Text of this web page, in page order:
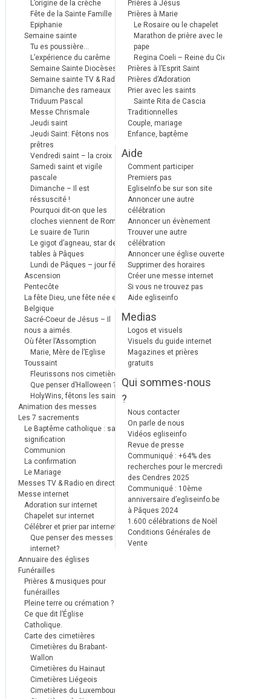
L’origine de la crèche
Fête de la Sainte Famille
Epiphanie
Semaine sainte
Tu es poussière…
L’expérience du carême
Semaine Sainte Diocèses
Semaine sainte TV & Radio
Dimanche des rameaux
Triduum Pascal
Messe Chrismale
Jeudi saint
Jeudi Saint: Fêtons nos
prêtres
Vendredi saint – la croix
Samedi saint et vigile
pascale
Dimanche – Il est
réssuscité !
Pourquoi dit-on que les
cloches viennent de Rome ?
Le suaire de Turin
Le gigot d’agneau, star des
tables à Pâques
Lundi de Pâques – jour férié
Ascension
Pentecôte
La fête Dieu, une fête née en
Belgique
Sacré-Coeur de Jésus – Il
nous a aimés.
Où fêter l’Assomption
Marie, Mère de l’Eglise
Toussaint
Fleurissons nos cimetières
Que penser d’Halloween ?
HolyWins, fêtons les saints !
Animation des messes
Les 7 sacrements
Le Baptême catholique : sa
signification
Communion
La confirmation
Le Mariage
Messes TV & Radio en direct
Messe internet
Adoration sur internet
Chapelet sur internet
Célébrer et prier par internet
Que penser des messes
internet?
Annuaire des églises
Funérailles
Prières & musiques pour
funérailles
Pleine terre ou crémation ?
Ce que dit l’Église
Catholique.
Carte des cimetières
Cimetières du Brabant-
Wallon
Cimetières du Hainaut
Cimetières Liégeois
Cimetières du Luxembourg
Prières à Jésus
Prières à Marie
Le Rosaire ou le chapelet
Marathon de prière avec le
pape
Regina Coeli – Reine du Ciel
Prières à l’Esprit Saint
Prières d’Adoration
Prier avec les saints
Sainte Rita de Cascia
Traditionnelles
Couple, mariage
Enfance, baptême
Aide
Comment participer
Premiers pas
EgliseInfo.be sur son site
Annoncer une autre
célébration
Annoncer un évènement
Trouver une autre
célébration
Annoncer une église ouverte
Supprimer des horaires
Créer une messe internet
Si vous ne trouvez pas
Aide egliseinfo
Medias
Logos et visuels
Visuels du guide internet
Magazines et prières
gratuits
Qui sommes-nous
?
Nous contacter
On parle de nous
Vidéos egliseinfo
Revue de presse
Communiqué : +64% des
recherches pour le mercredi
des Cendres 2025
Communiqué : 10ème
anniversaire d’egliseinfo.be
à Pâques 2024
1.600 célébrations de Noël
Conditions Générales de
Vente